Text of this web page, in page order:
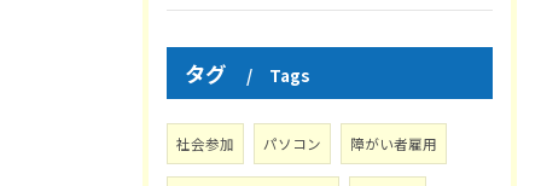
タグ Tags
社会参加 パソコン 障がい者雇用